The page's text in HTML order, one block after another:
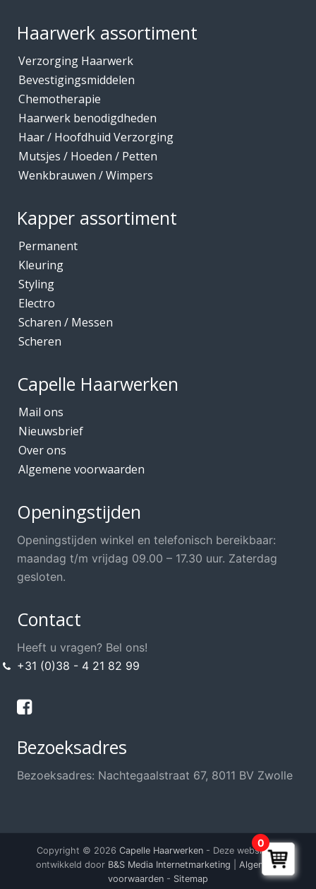
Haarwerk assortiment
Verzorging Haarwerk
Bevestigingsmiddelen
Chemotherapie
Haarwerk benodigdheden
Haar / Hoofdhuid Verzorging
Mutsjes / Hoeden / Petten
Wenkbrauwen / Wimpers
Kapper assortiment
Permanent
Kleuring
Styling
Electro
Scharen / Messen
Scheren
Capelle Haarwerken
Mail ons
Nieuwsbrief
Over ons
Algemene voorwaarden
Openingstijden
Openingstijden winkel en telefonisch bereikbaar:
maandag t/m vrijdag 09.00 – 17.30 uur. Zaterdag
gesloten.
Contact
Heeft u vragen? Bel ons!
+31 (0)38 - 4 21 82 99
Bezoeksadres
Bezoeksadres: Nachtegaalstraat 67, 8011 BV Zwolle
Copyright © 2026 Capelle Haarwerken- Deze website is
ontwikkeld door B&S Media Internetmarketing
Algemene
voorwaarden - Sitemap
0